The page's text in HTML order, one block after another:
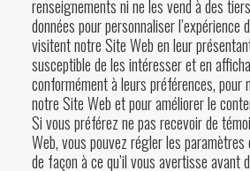
renseignements ni ne les vend à des
données pour personnaliser l’expérience
visitent notre Site Web en leur
susceptible de les intéresser et en
conformément à leurs préférences, pour
notre Site Web et pour améliorer le
Si vous préférez ne pas recevoir de
Web, vous pouvez régler les
de façon à ce qu’il vous avertisse avant